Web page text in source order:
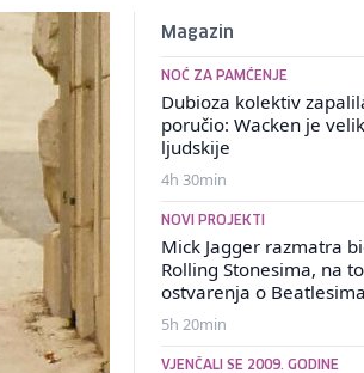
Magazin
NOĆ ZA PAMĆENJE
Dubioza kolektiv
poručio: Wacken je
ljudskije
4h 30min
NOVI PROJEKTI
Mick Jagger razmatra
Rolling Stonesima, na
ostvarenja o Beatlesima
5h 20min
VJENČALI SE 2009. GODINE